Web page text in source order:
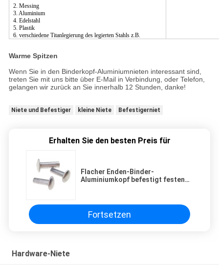
2. Messing
3. Aluminium
4. Edelstahl
5. Plastik
6. verschiedene Titanlegierung des legierten Stahls z.B.
Warme Spitzen
Wenn Sie in den Binderkopf-Aluminiumnieten interessant sind,
treten Sie mit uns bitte über E-Mail in Verbindung, oder Telefon,
gelangen wir zurück an Sie innerhalb 12 Stunden, danke!
Niete und Befestiger kleine Niete Befestigerniet
Erhalten Sie den besten Preis für
Flacher Enden-Binder-
Aluminiumkopf befestigt festen
Fortsetzen
Hardware-Niete